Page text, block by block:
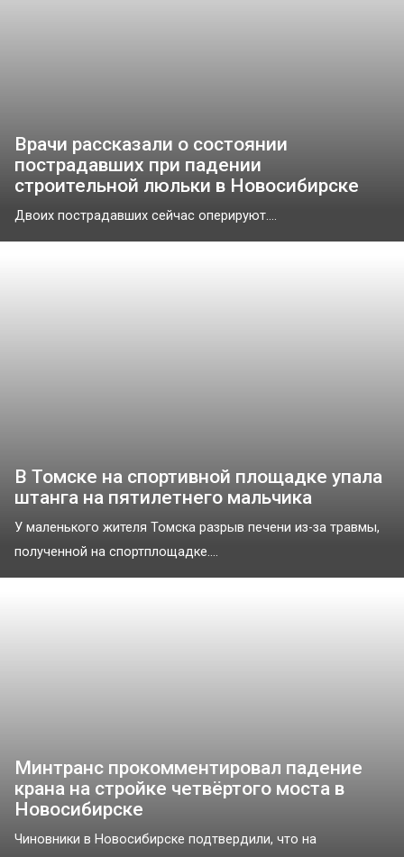
Врачи рассказали о состоянии
пострадавших при падении
строительной люльки в Новосибирске
Двоих пострадавших сейчас оперируют....
В Томске на спортивной площадке упала
штанга на пятилетнего мальчика
У маленького жителя Томска разрыв печени из-за травмы,
полученной на спортплощадке....
Минтранс прокомментировал падение
крана на стройке четвёртого моста в
Новосибирске
Чиновники в Новосибирске подтвердили, что на